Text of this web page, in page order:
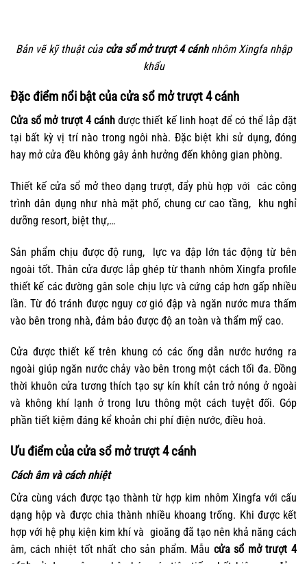
Bản vẽ kỹ thuật của cửa sổ mở trượt 4 cánhnhôm Xingfa nhập
khẩu
Đặc điểm nổi bật của cửa sổ mở trượt 4 cánh
Cửa sổ mở trượt 4 cánh được thiết kế linh hoạt để có thể lắp đặt
tại bất kỳ vị trí nào trong ngôi nhà. Đặc biệt khi sử dụng, đóng
hay mở cửa đều không gây ảnh hưởng đến không gian phòng.
Thiết kế cửa sổ mở theo dạng trượt, đẩy phù hợp với các công
trình dân dụng như nhà mặt phố, chung cư cao tầng, khu nghỉ
dưỡng resort, biệt thự,…
Sản phẩm chịu được độ rung, lực va đập lớn tác động từ bên
ngoài tốt. Thân cửa được lắp ghép từ thanh nhôm Xingfa profile
thiết kế các đường gân sole chịu lực và cứng cáp hơn gấp nhiều
lần. Từ đó tránh được nguy cơ gió đập và ngăn nước mưa thấm
vào bên trong nhà, đảm bảo được độ an toàn và thẩm mỹ cao.
Cửa được thiết kế trên khung có các ống dẫn nước hướng ra
ngoài giúp ngăn nước chảy vào bên trong một cách tối đa. Đồng
thời khuôn cửa tương thích tạo sự kín khít cản trở nóng ở ngoài
và không khí lạnh ở trong lưu thông một cách tuyệt đối. Góp
phần tiết kiệm đáng kể khoản chi phí điện nước, điều hoà.
Ưu điểm của cửa sổ mở trượt 4 cánh
Cách âm và cách nhiệt
Cửa cùng vách được tạo thành từ hợp kim nhôm Xingfa với cấu
dạng hộp và được chia thành nhiều khoang trống. Khi được kết
hợp với hệ phụ kiện kim khí và gioăng đã tạo nên khả năng cách
âm, cách nhiệt tốt nhất cho sản phẩm. Mẫu cửa sổ mở trượt 4